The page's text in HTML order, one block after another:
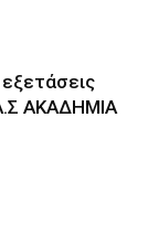
ΑΚΑΔΗΜΙΑ